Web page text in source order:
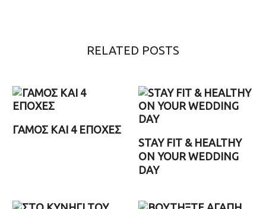
RELATED POSTS
ΓΑΜΟΣ ΚΑΙ 4 ΕΠΟΧΕΣ
STAY FIT & HEALTHY
ON YOUR WEDDING
DAY